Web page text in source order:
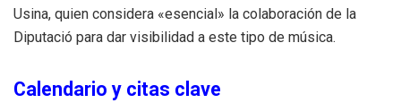
Usina, quien considera «esencial» la colaboración de la
Diputació para dar visibilidad a este tipo de música.
Calendario y citas clave